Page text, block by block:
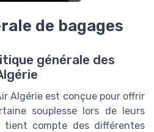
de bagages
générale des
Algérie est conçue pour offrir
souplesse lors de leurs
tient compte des différentes